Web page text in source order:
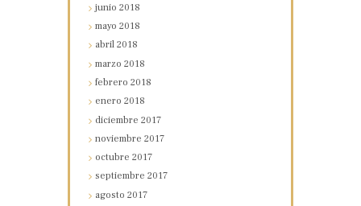
junio2018
mayo2018
abril2018
marzo2018
febrero2018
enero2018
diciembre2017
noviembre2017
octubre2017
septiembre2017
agosto2017